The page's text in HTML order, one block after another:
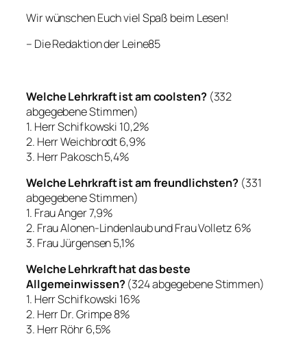
Wir wünschen Euch viel Spaß beim Lesen!
– Die Redaktion der Leine85
Welche Lehrkraft ist am coolsten?(332
abgegebene Stimmen)
1. Herr Schifkowski 10,2%
2. Herr Weichbrodt 6,9%
3. Herr Pakosch 5,4%
Welche Lehrkraft ist am freundlichsten? (331
abgegebene Stimmen)
1. Frau Anger 7,9%
2. Frau Alonen-Lindenlaub und Frau Volletz 6%
3. Frau Jürgensen 5,1%
Welche Lehrkraft hat das beste
Allgemeinwissen?(324 abgegebene Stimmen)
1. Herr Schifkowski 16%
2. Herr Dr. Grimpe 8%
3. Herr Röhr 6,5%